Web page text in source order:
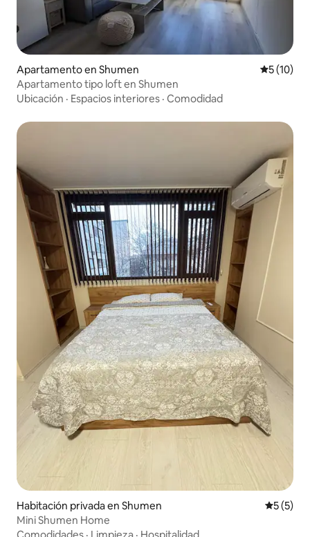
Apartamento en Shumen
5 (10)
Apartamento tipo loft en Shumen
Ubicación · Espacios interiores · Comodidad
Habitación privada en Shumen
5 (5)
Mini Shumen Home
Comodidades · Limpieza · Hospitalidad